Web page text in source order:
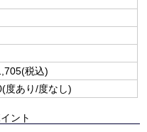
税込)
度あり/度なし)
ント